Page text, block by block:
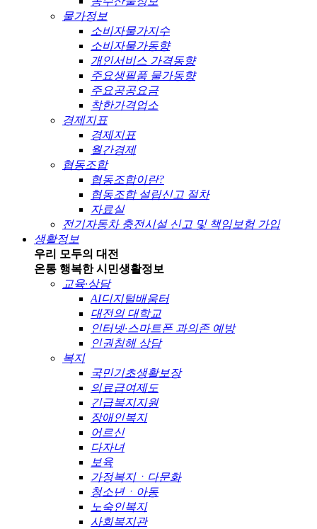
물가정보
소비자물가지수
소비자물가동향
개인서비스 가격동향
주요생필품 물가동향
주요공공요금
착한가격업소
경제지표
경제지표
월간경제
협동조합
협동조합이란?
협동조합 설립신고 절차
자료실
전기자동차 충전시설 신고 및 책임보험 가입
생활정보
우리 모두의 대전
온통 행복한 시민생활정보
교육·상담
AI디지털배움터
대전의 대학교
인터넷·스마트폰 과의존 예방
인권침해 상담
복지
국민기초생활보장
의료급여제도
긴급복지지원
장애인복지
어르신
다자녀
보육
가정복지ㆍ다문화
청소년ㆍ아동
노숙인복지
사회복지관